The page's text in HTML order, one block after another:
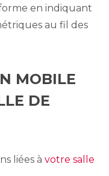
en indiquant
au fil des
MOBILE
DE
liées à votre salle